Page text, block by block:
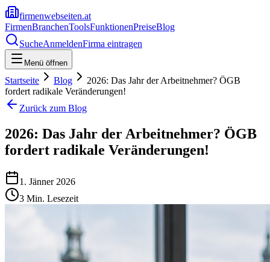
firmenwebseiten.at
FirmenBranchenToolsFunktionenPreiseBlog
SucheAnmeldenFirma eintragen
Menü öffnen
Startseite Blog
2026: Das Jahr der Arbeitnehmer? ÖGB
fordert radikale Veränderungen!
Zurück zum Blog
2026: Das Jahr der Arbeitnehmer? ÖGB
fordert radikale Veränderungen!
1. Jänner 2026
3 Min. Lesezeit